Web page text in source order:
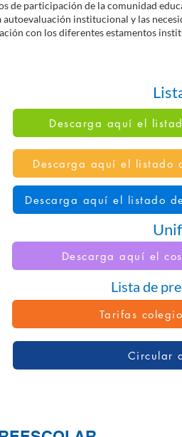
Descarga aquí el
Descarga aquí el listado
Descarga aquí el listado
Descarga aquí el
Lista de
Tarifas
Circular
de participación de la comunidad
institucional y las
con los diferentes estamentos